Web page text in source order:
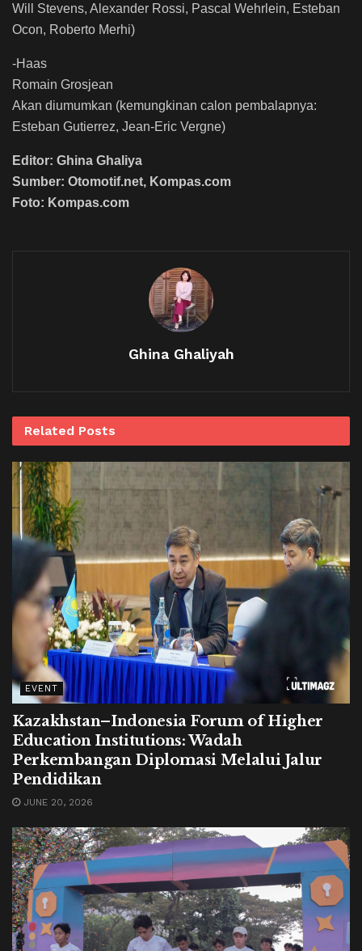
Will Stevens, Alexander Rossi, Pascal Wehrlein, Esteban
Ocon, Roberto Merhi)
-Haas
Romain Grosjean
Akan diumumkan (kemungkinan calon pembalapnya:
Esteban Gutierrez, Jean-Eric Vergne)
Editor: Ghina Ghaliya
Sumber: Otomotif.net, Kompas.com
Foto: Kompas.com
Ghina Ghaliyah
Related Posts
EVENT
Kazakhstan–Indonesia Forum of Higher
Education Institutions: Wadah
Perkembangan Diplomasi Melalui Jalur
Pendidikan
JUNE 20, 2026